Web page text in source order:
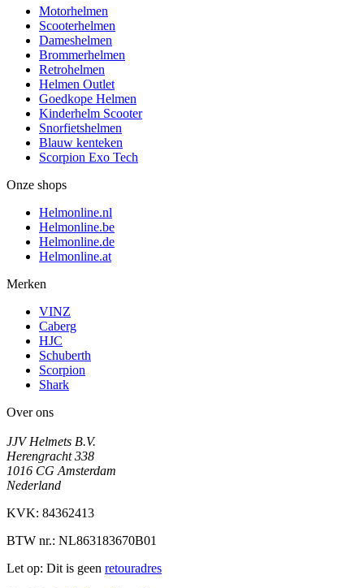
Motorhelmen
Scooterhelmen
Dameshelmen
Brommerhelmen
Retrohelmen
Helmen Outlet
Goedkope Helmen
Kinderhelm Scooter
Snorfietshelmen
Blauw kenteken
Scorpion Exo Tech
Onze shops
Helmonline.nl
Helmonline.be
Helmonline.de
Helmonline.at
Merken
VINZ
Caberg
HJC
Schuberth
Scorpion
Shark
Over ons
JJV Helmets B.V.
Herengracht 338
1016 CG Amsterdam
Nederland
KVK: 84362413
BTW nr.: NL863183670B01
Let op: Dit is geen retouradres